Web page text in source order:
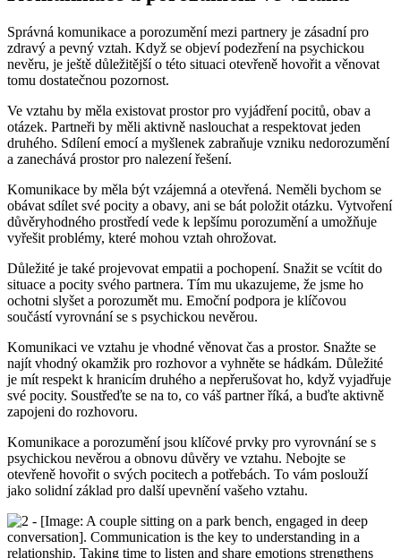
Správná komunikace a porozumění mezi partnery je zásadní pro
zdravý a pevný vztah. Když se objeví podezření na psychickou
nevěru, je ještě důležitější o této situaci otevřeně hovořit a věnovat
tomu dostatečnou pozornost.
Ve vztahu by měla existovat prostor pro vyjádření pocitů, obav a
otázek. Partneři by měli aktivně naslouchat a respektovat jeden
druhého. Sdílení emocí a myšlenek zabraňuje vzniku nedorozumění
a zanechává prostor pro nalezení řešení.
Komunikace by měla být vzájemná a otevřená. Neměli bychom se
obávat sdílet své pocity a obavy, ani se bát položit otázku. Vytvoření
důvěryhodného prostředí vede k lepšímu porozumění a umožňuje
vyřešit problémy, které mohou vztah ohrožovat.
Důležité je také projevovat empatii a pochopení. Snažit se vcítit do
situace a pocity svého partnera. Tím mu ukazujeme, že jsme ho
ochotni slyšet a porozumět mu. Emoční podpora je klíčovou
součástí vyrovnání se s psychickou nevěrou.
Komunikaci ve vztahu je vhodné věnovat čas a prostor. Snažte se
najít vhodný okamžik pro rozhovor a vyhněte se hádkám. Důležité
je mít respekt k hranicím druhého a nepřerušovat ho, když vyjadřuje
své pocity. Soustřeďte se na to, co váš partner říká, a buďte aktivně
zapojeni do rozhovoru.
Komunikace a porozumění jsou klíčové prvky pro vyrovnání se s
psychickou nevěrou a obnovu důvěry ve vztahu. Nebojte se
otevřeně hovořit o svých pocitech a potřebách. To vám poslouží
jako solidní základ pro další upevnění vašeho vztahu.